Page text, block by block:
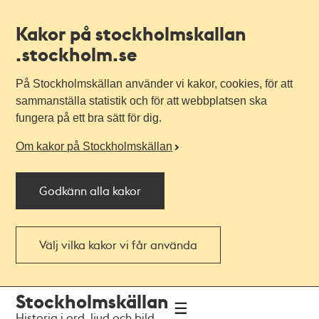
Kakor på stockholmskallan
.stockholm.se
På Stockholmskällan använder vi kakor, cookies, för att
sammanställa statistik och för att webbplatsen ska
fungera på ett bra sätt för dig.
Om kakor på Stockholmskällan
Godkänn alla kakor
Välj vilka kakor vi får använda
navigationen
huvudinnehållet
Stockholmskällan